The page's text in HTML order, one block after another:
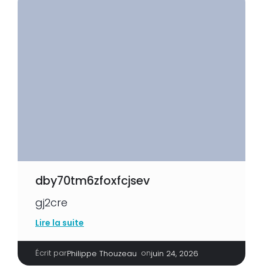
dby70tm6zfoxfcjsev
gj2cre
Lire la suite
Écrit parPhilippe Thouzeau onjuin 24, 2026